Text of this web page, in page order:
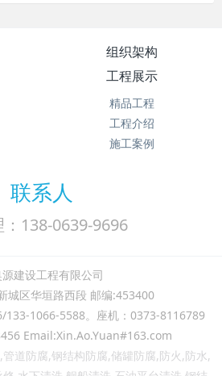
组织架构
工程展示
精品工程
工程介绍
施工案例
联系人
138-0639-9696
建设工程有限公司
城区华垣路西段 邮编:453400
133-1066-5588。座机：0373-8116789
Email:Xin.Ao.Yuan#163.com
道防腐,钢结构防腐,储罐防腐,防火,防水,